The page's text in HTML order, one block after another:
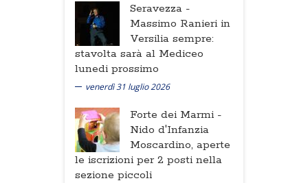
Seravezza -
Massimo Ranieri in
Versilia sempre:
stavolta sarà al Mediceo
lunedi prossimo
venerdì 31 luglio 2026
Forte dei Marmi -
Nido d'Infanzia
Moscardino, aperte
le iscrizioni per 2 posti nella
sezione piccoli